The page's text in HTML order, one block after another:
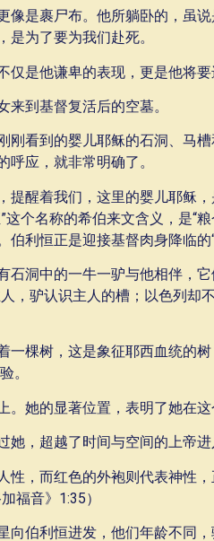
像是裹尸布。他所躺卧的，虽
为了要为我们赴死。
仅是他谦卑的表现，更是他将
到基督复活后的空墓。
刚看到的婴儿耶稣的石洞、马
应，就非常明确了。
提醒着我们，这里的婴儿耶稣
这个名称的希伯来文含义，是“
利恒正是迎接基督肉身降临的
石洞中的一牛一驴与他相伴，
，驴认识主人的槽；以色列却
一棵树，这是象征耶西血统的
。
她的显著位置，表明了她在这
，超越了时间与空间的上帝进
，而红色的外袍则代表神性
福音》1:35）
向伯利恒进发，他们年龄不同